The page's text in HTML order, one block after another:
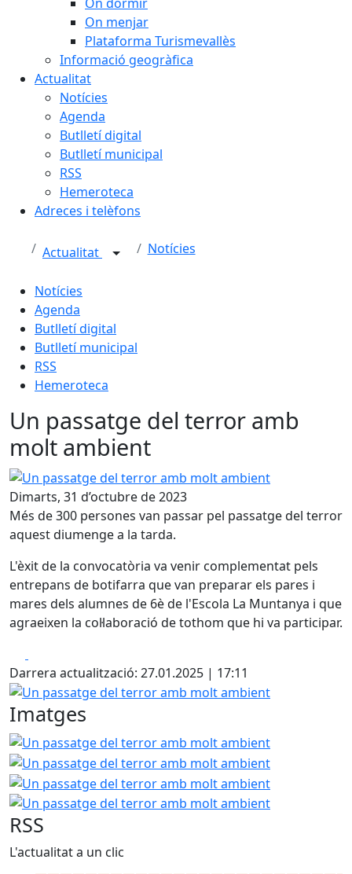
On menjar
Plataforma Turismevallès
Informació geogràfica
Actualitat
Notícies
Agenda
Butlletí digital
Butlletí municipal
RSS
Hemeroteca
Adreces i telèfons
Actualitat Notícies
Notícies
Agenda
Butlletí digital
Butlletí municipal
RSS
Hemeroteca
Un passatge del terror amb
molt ambient
Un passatge del terror amb molt ambient
Dimarts, 31 d’octubre de 2023
Més de 300 persones van passar pel passatge del terror
aquest diumenge a la tarda.
L'èxit de la convocatòria va venir complementat pels
entrepans de botifarra que van preparar els pares i
mares dels alumnes de 6è de l'Escola La Muntanya i que
agraeixen la col·laboració de tothom que hi va participar.
Darrera actualització: 27.01.2025 | 17:11
Un passatge del terror amb molt ambient
Imatges
Un passatge del terror amb molt ambient
Un passatge
Un passatge
Un passatge
RSS
L'actualitat a un clic